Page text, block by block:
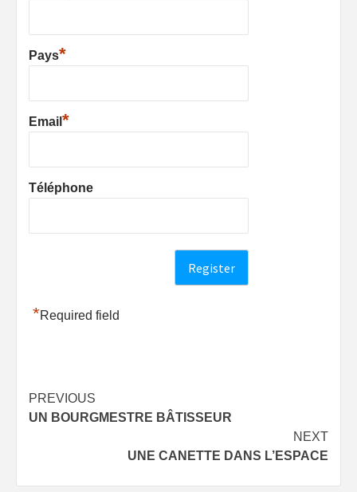
Pays*
Email *
Téléphone
*Required field
Post
navigation
PREVIOUS
UN BOURGMESTRE BÂTISSEUR
NEXT
UNE CANETTE DANS L’ESPACE